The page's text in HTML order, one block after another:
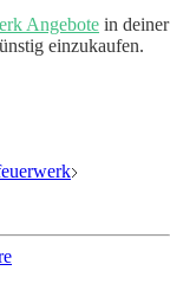
Angebote in deiner
einzukaufen.